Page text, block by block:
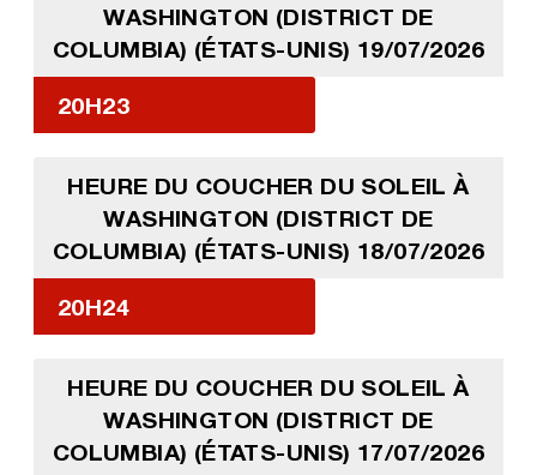
WASHINGTON (DISTRICT DE
COLUMBIA) (ÉTATS-UNIS) 19/07/2026
20H23
HEURE DU COUCHER DU SOLEIL À
WASHINGTON (DISTRICT DE
COLUMBIA) (ÉTATS-UNIS) 18/07/2026
20H24
HEURE DU COUCHER DU SOLEIL À
WASHINGTON (DISTRICT DE
COLUMBIA) (ÉTATS-UNIS) 17/07/2026